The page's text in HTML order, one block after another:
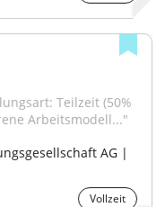
Teilzeit (50%
Arbeitsmodell..."
AG |
Vollzeit